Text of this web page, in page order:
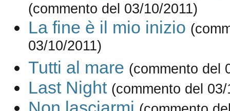
(commento del 03/10/2011)
La fine è il mio inizio
03/10/2011)
Tutti al mare (commento del
Last Night (commento del